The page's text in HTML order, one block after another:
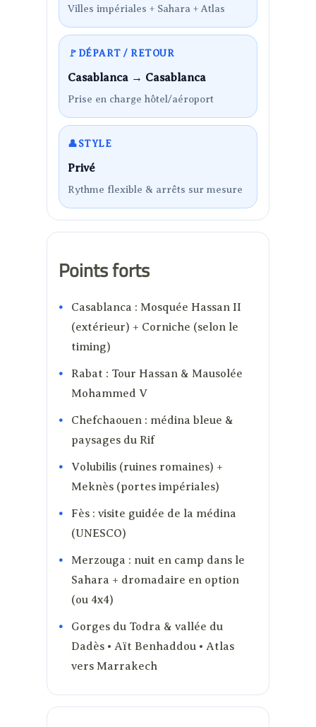
Villes impériales + Sahara + Atlas
🚩 DÉPART / RETOUR
Casablanca → Casablanca
Prise en charge hôtel/aéroport
👤 STYLE
Privé
Rythme flexible & arrêts sur mesure
Points forts
Casablanca : Mosquée Hassan II
(extérieur) + Corniche (selon le
timing)
Rabat : Tour Hassan & Mausolée
Mohammed V
Chefchaouen : médina bleue &
paysages du Rif
Volubilis (ruines romaines) +
Meknès (portes impériales)
Fès : visite guidée de la médina
(UNESCO)
Merzouga : nuit en camp dans le
Sahara + dromadaire en option
(ou 4x4)
Gorges du Todra & vallée du
Dadès • Aït Benhaddou • Atlas
vers Marrakech